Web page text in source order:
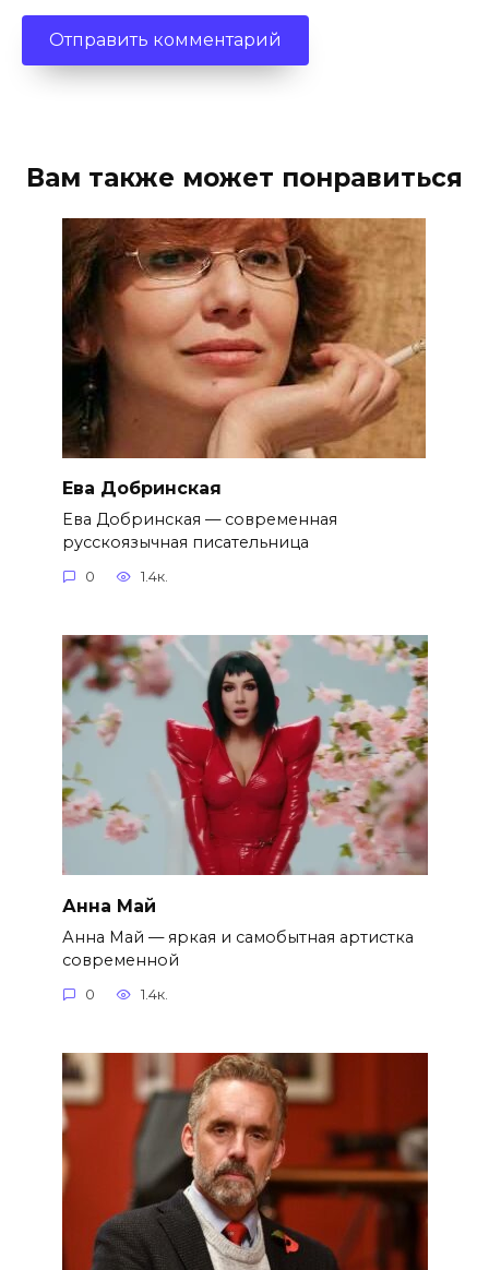
Вам также может понравиться
Ева Добринская
Ева Добринская — современная
русскоязычная писательница
0 1.4к.
Анна Май
Анна Май — яркая и самобытная артистка
современной
0 1.4к.